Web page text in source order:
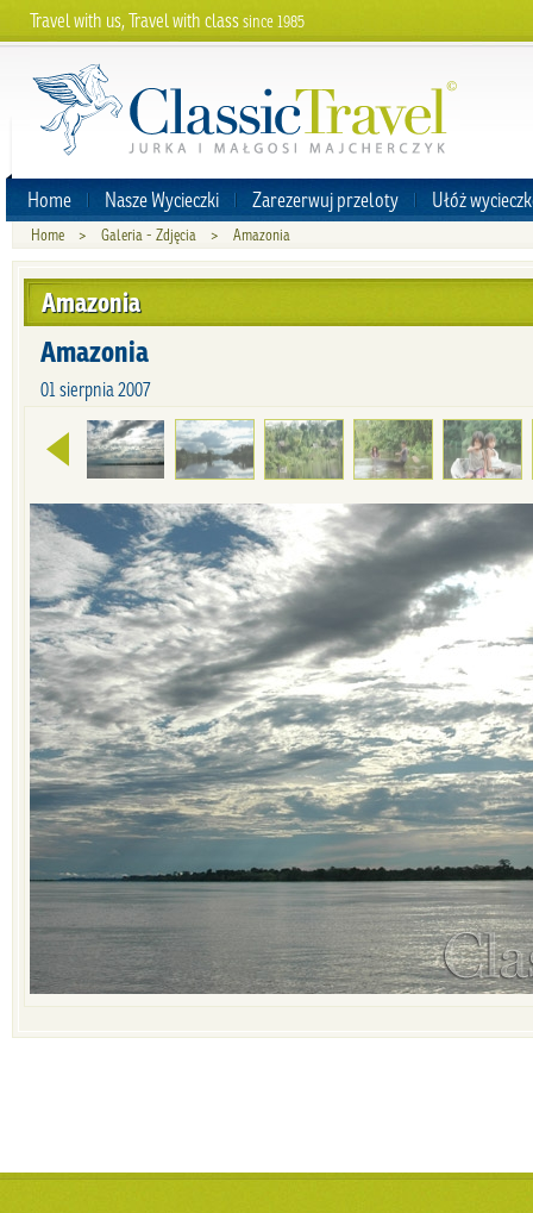
Travel with us, Travel with classsince 1985
Home Nasze Wycieczki Zarezerwuj przeloty Ułóż
Home > Galeria - Zdjęcia > Amazonia
Amazonia
Amazonia
01 sierpnia 2007